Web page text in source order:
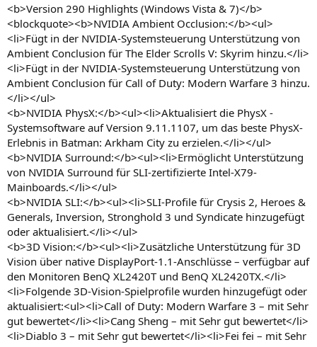
<b>Version 290 Highlights (Windows Vista & 7)</b>
<blockquote><b>NVIDIA Ambient Occlusion:</b><ul>
<li>Fügt in der NVIDIA-Systemsteuerung Unterstützung von
Ambient Conclusion für The Elder Scrolls V: Skyrim hinzu.</li>
<li>Fügt in der NVIDIA-Systemsteuerung Unterstützung von
Ambient Conclusion für Call of Duty: Modern Warfare 3 hinzu.
</li></ul>
<b>NVIDIA PhysX:</b><ul><li>Aktualisiert die PhysX -
Systemsoftware auf Version 9.11.1107, um das beste PhysX-
Erlebnis in Batman: Arkham City zu erzielen.</li></ul>
<b>NVIDIA Surround:</b><ul><li>Ermöglicht Unterstützung
von NVIDIA Surround für SLI-zertifizierte Intel-X79-
Mainboards.</li></ul>
<b>NVIDIA SLI:</b><ul><li>SLI-Profile für Crysis 2, Heroes &
Generals, Inversion, Stronghold 3 und Syndicate hinzugefügt
oder aktualisiert.</li></ul>
<b>3D Vision:</b><ul><li>Zusätzliche Unterstützung für 3D
Vision über native DisplayPort-1.1-Anschlüsse – verfügbar auf
den Monitoren BenQ XL2420T und BenQ XL2420TX.</li>
<li>Folgende 3D-Vision-Spielprofile wurden hinzugefügt oder
aktualisiert:<ul><li>Call of Duty: Modern Warfare 3 – mit Sehr
gut bewertet</li><li>Cang Sheng – mit Sehr gut bewertet</li>
<li>Diablo 3 – mit Sehr gut bewertet</li><li>Fei fei – mit Sehr